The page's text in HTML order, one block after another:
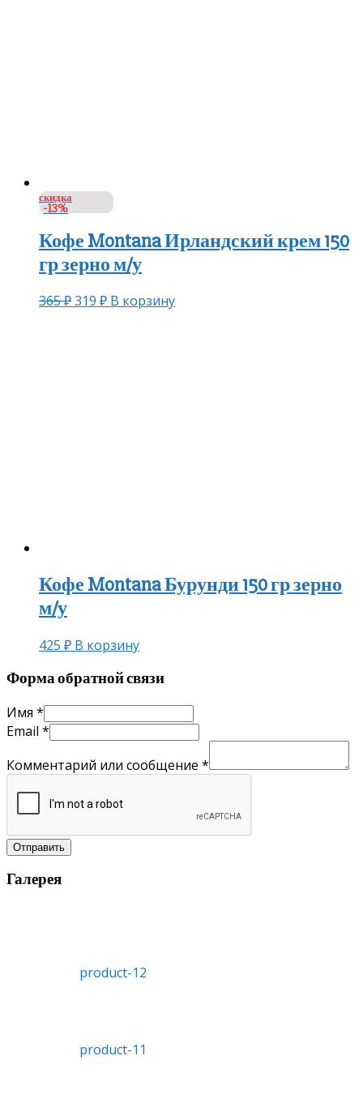
скидка
-13%
Кофе Montana Ирландский крем 150
гр зерно м/у
365₽319 ₽ В корзину
Кофе Montana Бурунди 150 гр зерно
м/у
425 ₽ В корзину
Форма обратной связи
Имя *
Email *
Комментарий или сообщение *
Отправить
Галерея
product-12
product-11